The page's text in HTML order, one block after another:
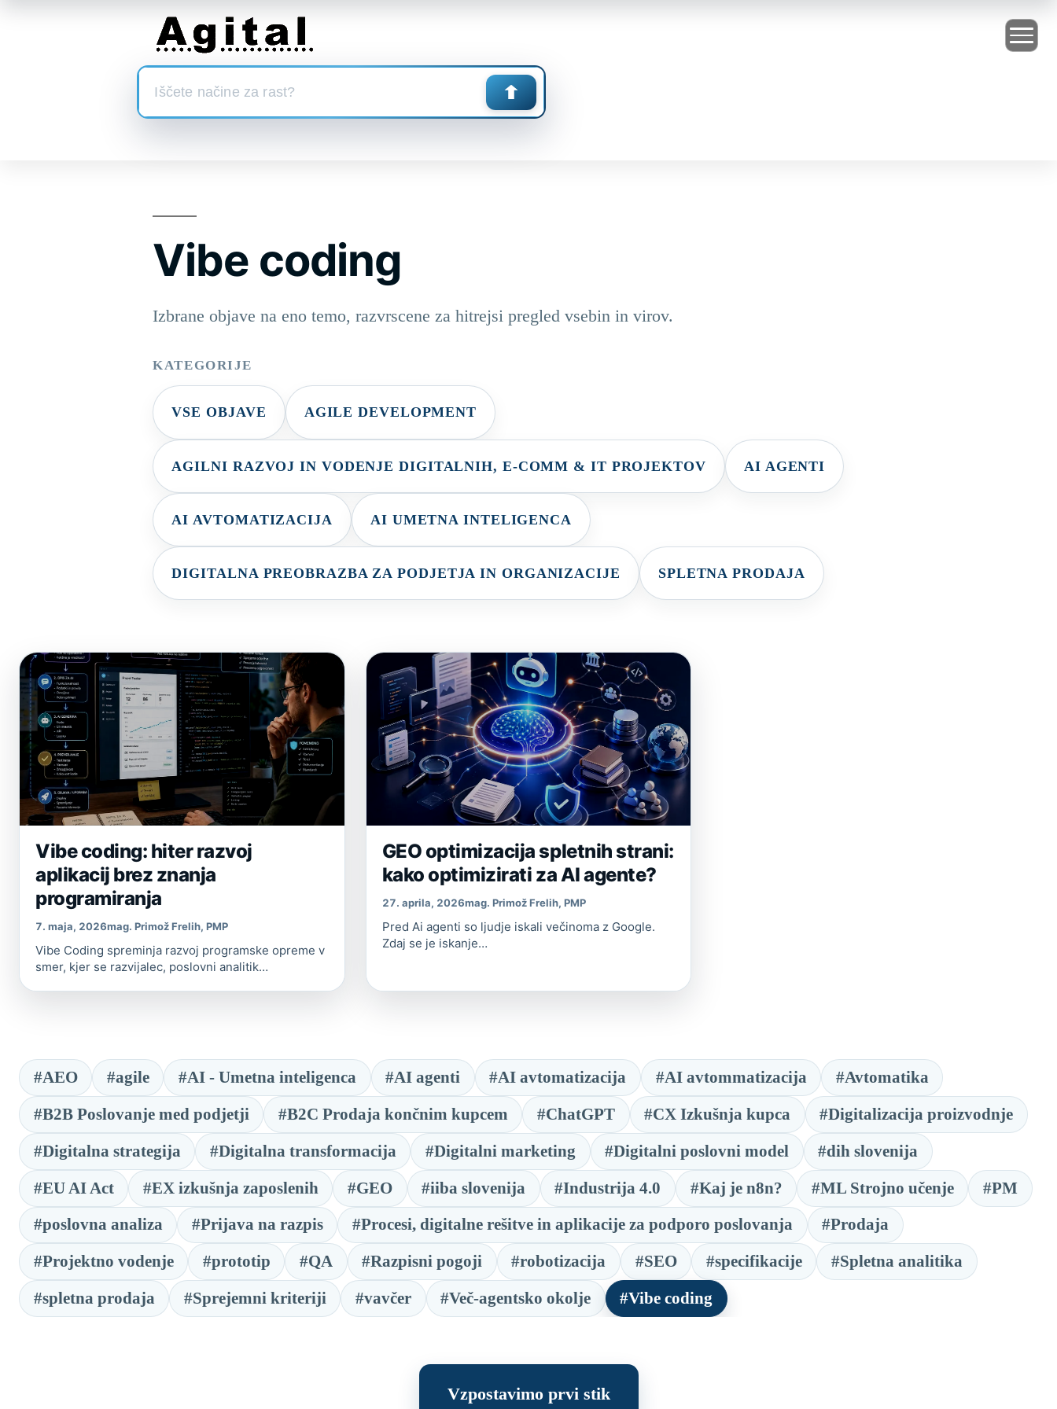
Vibe coding
Izbrane objave na eno temo, razvrscene za hitrejsi pregled vsebin in virov.
KATEGORIJE
VSE OBJAVE AGILE DEVELOPMENT
AGILNI RAZVOJ IN VODENJE DIGITALNIH, E-COMM & IT PROJEKTOV AI AGENTI
AI AVTOMATIZACIJA AI UMETNA INTELIGENCA
DIGITALNA PREOBRAZBA ZA PODJETJA IN ORGANIZACIJE SPLETNA PRODAJA
Vibe coding: hiter razvoj
aplikacij brez znanja
programiranja
7. maja, 2026mag. Primož Frelih, PMP
Vibe Coding spreminja razvoj programske opreme v
smer, kjer se razvijalec, poslovni analitik…
GEO optimizacija spletnih strani:
kako optimizirati za AI agente?
27. aprila, 2026mag. Primož Frelih, PMP
Pred Ai agenti so ljudje iskali večinoma z Google.
Zdaj se je iskanje…
#AEO #agile #AI - Umetna inteligenca #AI agenti #AI avtomatizacija #AI avtommatizacija
#Avtomatika
#B2B Poslovanje med podjetji
#B2C Prodaja končnim kupcem #ChatGPT #CX Izkušnja kupca
#Digitalizacija proizvodnje
#Digitalna strategija
#Digitalna transformacija #Digitalni marketing #Digitalni poslovni model
#dih slovenija
#EU AI Act
#EX izkušnja zaposlenih #GEO #iiba slovenija #Industrija 4.0 #Kaj je n8n? #ML Strojno učenje
#PM
#poslovna analiza
#Prijava na razpis #Procesi, digitalne rešitve in aplikacije za podporo poslovanja
#Prodaja
#Projektno vodenje
#prototip #QA #Razpisni pogoji #robotizacija #SEO #specifikacije
#Spletna analitika
#spletna prodaja
#Sprejemni kriteriji #vavčer #Več-agentsko okolje #Vibe coding
Vzpostavimo prvi stik